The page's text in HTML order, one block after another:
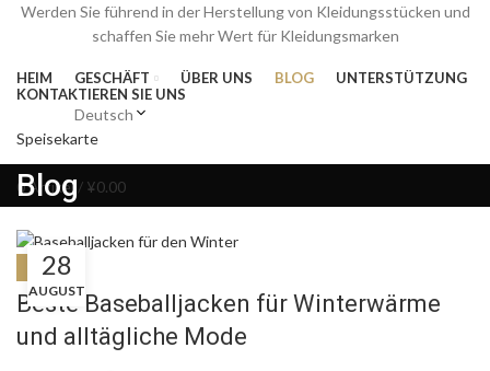
Werden Sie führend in der Herstellung von Kleidungsstücken und
schaffen Sie mehr Wert für Kleidungsmarken
HEIM GESCHÄFT ÜBER UNS BLOG
UNTERSTÜTZUNG
KONTAKTIEREN SIE UNS
Deutsch
Speisekarte
0Artikel / ¥0.00
Blog
28
AUGUST
BLOG
Beste Baseballjacken für Winterwärme
und alltägliche Mode